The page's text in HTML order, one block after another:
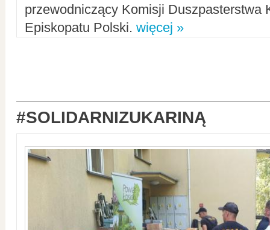
przewodniczący Komisji Duszpasterstwa
Episkopatu Polski. więcej »
#SOLIDARNIZUKARINĄ